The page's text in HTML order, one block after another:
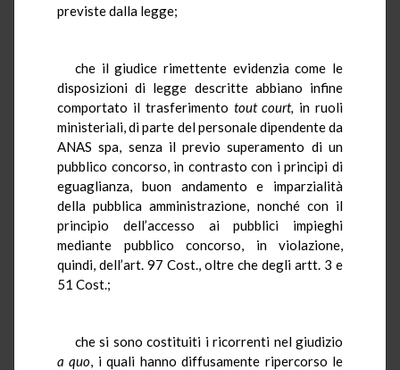
previste dalla legge;
che il giudice rimettente evidenzia come le
disposizioni di legge descritte abbiano infine
comportato il trasferimento tout court, in ruoli
ministeriali, di parte del personale dipendente da
ANAS spa, senza il previo superamento di un
pubblico concorso, in contrasto con i principi di
eguaglianza, buon andamento e imparzialità
della pubblica amministrazione, nonché con il
principio dell’accesso ai pubblici impieghi
mediante pubblico concorso, in violazione,
quindi, dell’art. 97 Cost., oltre che degli artt. 3 e
51 Cost.;
che si sono costituiti i ricorrenti nel giudizio
a quo, i quali hanno diffusamente ripercorso le